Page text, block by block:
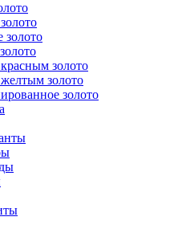
золото
золото
золото
золото